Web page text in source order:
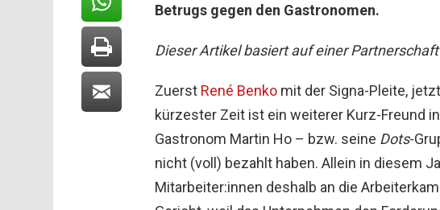
Betrugs gegen den Gastronomen.
Dieser Artikel basiert auf einer
Zuerst René Benko mit der Signa-Pleite,
kürzester Zeit ist ein weiterer Kurz-Freund
Gastronom Martin Ho – bzw. seine Dots-
nicht (voll) bezahlt haben. Allein in diesem
Mitarbeiter:innen deshalb an die